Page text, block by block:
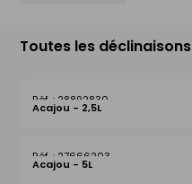
Toutes les déclinaisons
28892830
Acajou - 2,5L
27666203
Acajou - 5L